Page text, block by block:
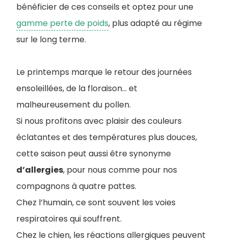
bénéficier de ces conseils et optez pour une
gamme perte de poids, plus adapté au régime
sur le long terme.
Le printemps marque le retour des journées
ensoleillées, de la floraison… et
malheureusement du pollen.
Si nous profitons avec plaisir des couleurs
éclatantes et des températures plus douces,
cette saison peut aussi être synonyme
d’allergies, pour nous comme pour nos
compagnons à quatre pattes.
Chez l’humain, ce sont souvent les voies
respiratoires qui souffrent.
Chez le chien, les réactions allergiques peuvent